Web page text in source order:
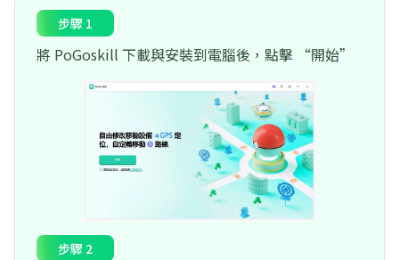
步驟 1
將 PoGoskill 下載與安裝到電腦後，點擊 “開始”
步驟 2